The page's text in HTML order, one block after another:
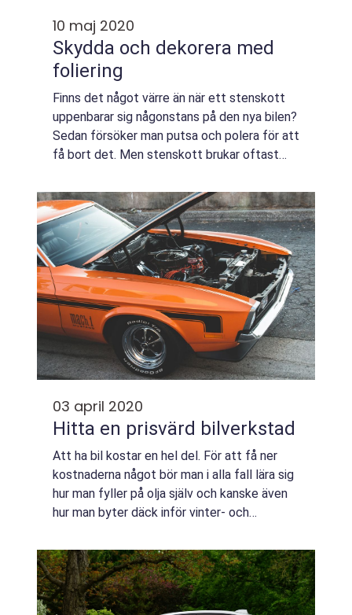
10 maj 2020
Skydda och dekorera med
foliering
Finns det något värre än när ett stenskott
uppenbarar sig någonstans på den nya bilen?
Sedan försöker man putsa och polera för att
få bort det. Men stenskott brukar oftast
03 april 2020
Hitta en prisvärd bilverkstad
Att ha bil kostar en hel del. För att få ner
kostnaderna något bör man i alla fall lära sig
hur man fyller på olja själv och kanske även
hur man byter däck inför vinter- och